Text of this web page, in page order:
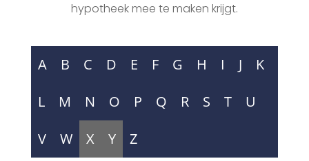
hypotheek mee te maken krijgt.
A B C D E F G H I J
K
L
M N O P Q R S T
U
V
W X Y Z